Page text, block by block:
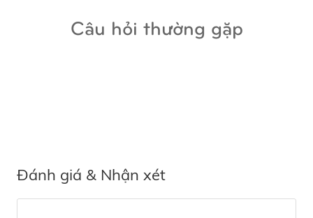
Câu hỏi thường gặp
Đánh giá & Nhận xét